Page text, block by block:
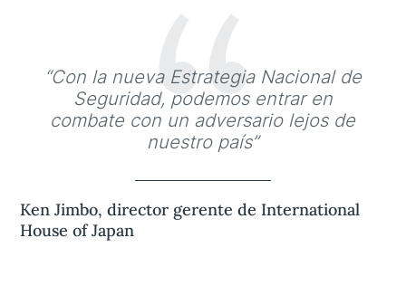
“Con la nueva Estrategia Nacional de
Seguridad, podemos entrar en
combate con un adversario lejos de
nuestro país”
Ken Jimbo, director gerente de International
House of Japan
“